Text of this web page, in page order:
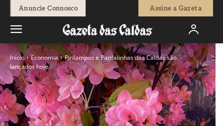
Anuncie Connosco Assine a Gazeta
Início Economia
Pirilampos e Pardalinhas das Caldas são
lançados hoje